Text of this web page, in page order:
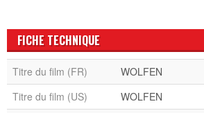
FICHE TECHNIQUE
Titre du film (FR)
WOLFEN
Titre du film (US)
WOLFEN